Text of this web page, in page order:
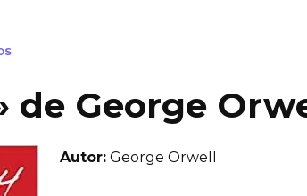
de George
Autor: George Orwell